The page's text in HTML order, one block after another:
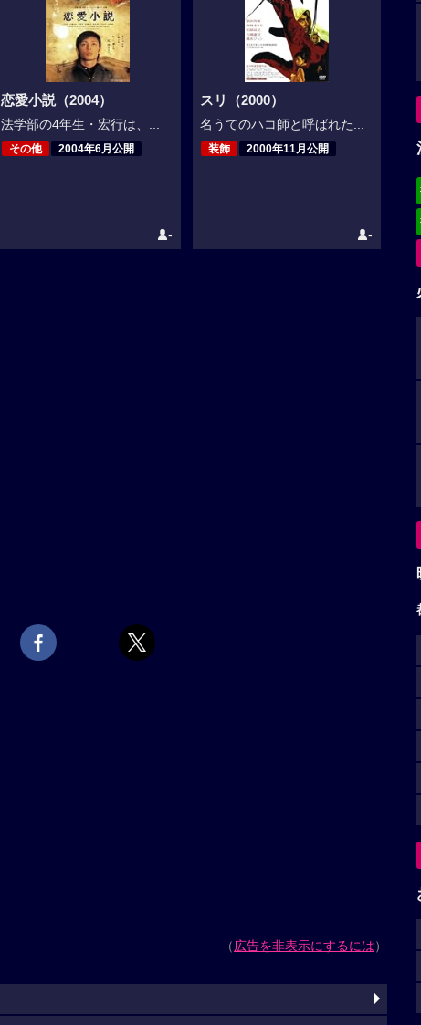
恋愛小説（2004）
法学部の4年生・宏行は、...
その他 2004年6月公開
-
スリ（2000）
名うてのハコ師と呼ばれた...
装飾 2000年11月公開
-
（広告を非表示にするには）